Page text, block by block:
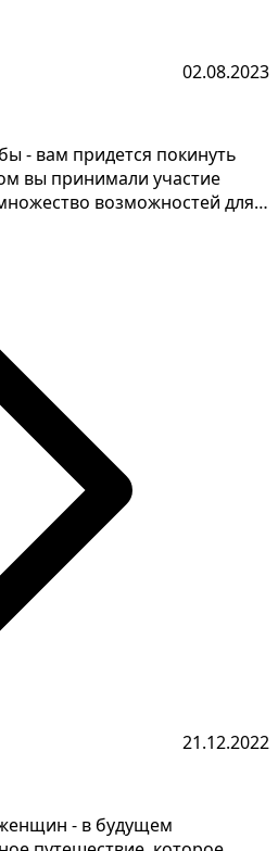
02.08.2023
- вам придется покинуть
вы принимали участие
возможностей для
21.12.2022
- в будущем